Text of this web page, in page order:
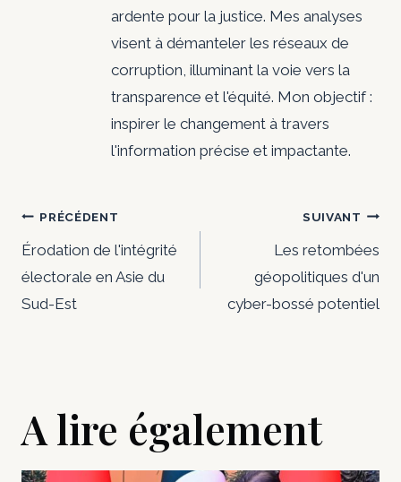
ardente pour la justice. Mes analyses
visent à démanteler les réseaux de
corruption, illuminant la voie vers la
transparence et l'équité. Mon objectif :
inspirer le changement à travers
l'information précise et impactante.
Navigation
de
l’article
PRÉCÉDENT
Érodation de l'intégrité
électorale en Asie du
Sud-Est
SUIVANT
Les retombées
géopolitiques d'un
cyber-bossé potentiel
A lire également